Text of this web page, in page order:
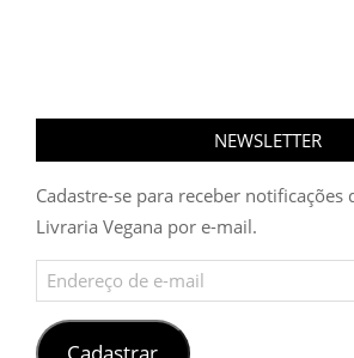
NEWSLETTER
Cadastre-se para receber notificações
Livraria Vegana por e-mail.
Endereço
de
e-
mail